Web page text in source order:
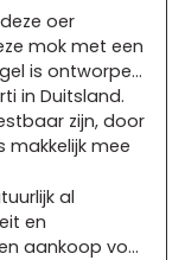
oer
mok met een
is ontworpen
in Duitsland.
zijn, door
makkelijk mee
al
en
aankoop voor